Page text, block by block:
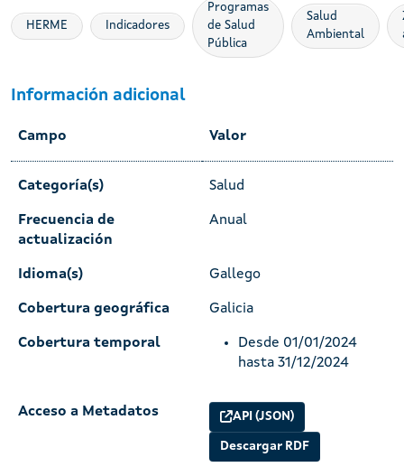
HERME Indicadores
Programas
de Salud
Pública
Salud
Ambiental
Información adicional
Campo Valor
Categoría(s) Salud
Frecuencia de
actualización
Anual
Idioma(s) Gallego
Cobertura geográfica Galicia
Cobertura temporal
Desde 01/01/2024
hasta 31/12/2024
Acceso a Metadatos API (JSON)
Descargar RDF